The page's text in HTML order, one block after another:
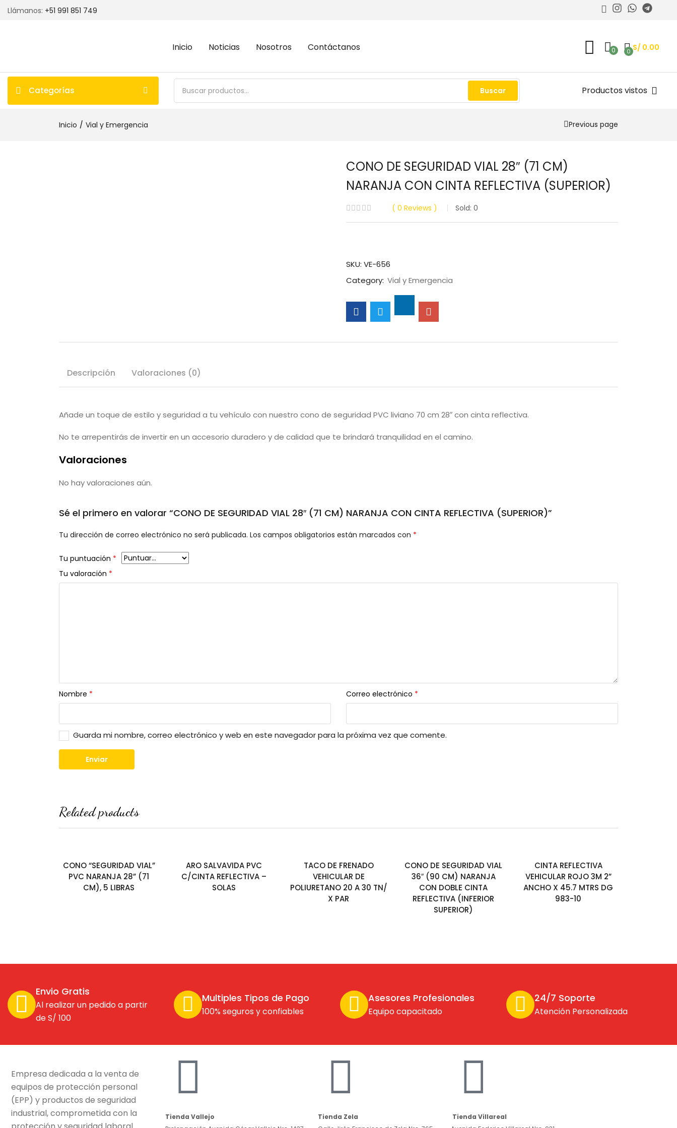
Llámanos: +51 991 851 749
Inicio Noticias Nosotros Contáctanos 0 0 S/ 0.00
Categorías Buscar Productos vistos
Inicio Vial y Emergencia Previous page
CONO DE SEGURIDAD VIAL 28″ (71 CM)
NARANJA CON CINTA REFLECTIVA (SUPERIOR)
0 Reviews Sold: 0
SKU: VE-656
Category: Vial y Emergencia
Descripción Valoraciones (0)
Añade un toque de estilo y seguridad a tu vehículo con nuestro cono de seguridad PVC liviano 70 cm 28″ con cinta reflectiva.
No te arrepentirás de invertir en un accesorio duradero y de calidad que te brindará tranquilidad en el camino.
Valoraciones
No hay valoraciones aún.
Sé el primero en valorar “CONO DE SEGURIDAD VIAL 28″ (71 CM) NARANJA CON CINTA REFLECTIVA (SUPERIOR)”
Tu dirección de correo electrónico no será publicada. Los campos obligatorios están marcados con *
Tu puntuación *
Tu valoración *
Nombre * Correo electrónico *
Guarda mi nombre, correo electrónico y web en este navegador para la próxima vez que comente.
Related products
CONO “SEGURIDAD VIAL”
PVC NARANJA 28” (71
CM), 5 LIBRAS
ARO SALVAVIDA PVC
C/CINTA REFLECTIVA –
SOLAS
TACO DE FRENADO
VEHICULAR DE
POLIURETANO 20 A 30 TN/
X PAR
CONO DE SEGURIDAD VIAL
36″ (90 CM) NARANJA
CON DOBLE CINTA
REFLECTIVA (INFERIOR
SUPERIOR)
CINTA REFLECTIVA
VEHICULAR ROJO 3M 2”
ANCHO X 45.7 MTRS DG
983-10
Envio Gratis
Al realizar un pedido a partir
de S/ 100
Multiples Tipos de Pago
100% seguros y confiables
Asesores Profesionales
Equipo capacitado
24/7 Soporte
Atención Personalizada
Empresa dedicada a la venta de
equipos de protección personal
(EPP) y productos de seguridad
industrial, comprometida con la
Tienda Vallejo
Tienda Zela
Tienda Villareal